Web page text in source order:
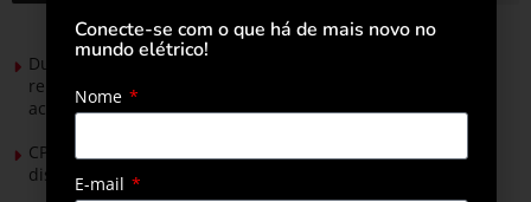
Durante esforço concentrado do Congresso, setor de
renováveis apresenta no Senado Federal pautas para
acelerar transição energética
CPFL Energia e TIM se unem para criar a rede de
distribuição do futuro com tecnologia privativa
Conecte-se com o que há de mais novo no
mundo elétrico!
Nome
E-mail